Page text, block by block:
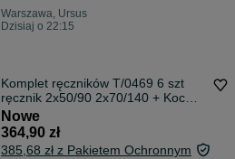
Warszawa, Ursus
Dzisiaj o 22:15
Komplet ręczników T/0469 6 szt
ręcznik 2x50/90 2x70/140 + Koc
akrylowy+ poszewka Kristi zielony
jasny pudrowy zestaw upominkowy
500g/m2
Nowe
364,90 zł
385,68 zł z Pakietem Ochronnym